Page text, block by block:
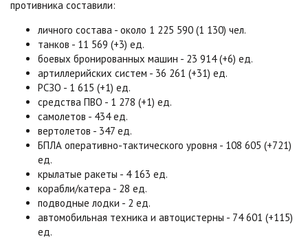
противника составили:
личного состава - около 1 225 590 (1 130) чел.
танков - 11 569 (+3) ед.
боевых бронированных машин - 23 914 (+6) ед.
артиллерийских систем - 36 261 (+31) ед.
РСЗО - 1 615 (+1) ед.
средства ПВО - 1 278 (+1) ед.
самолетов - 434 ед.
вертолетов - 347 ед.
БПЛА оперативно-тактического уровня - 108 605 (+721)
ед.
крылатые ракеты - 4 163 ед.
корабли/катера - 28 ед.
подводные лодки - 2 ед.
автомобильная техника и автоцистерны - 74 601 (+115)
ед.